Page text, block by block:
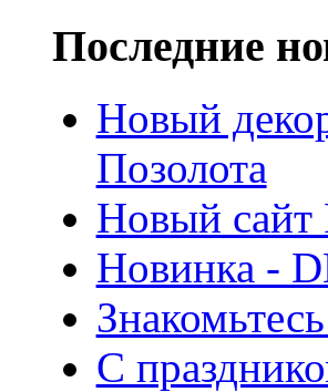
Последние
Новый
Позолота
Новый
Новинка -
С